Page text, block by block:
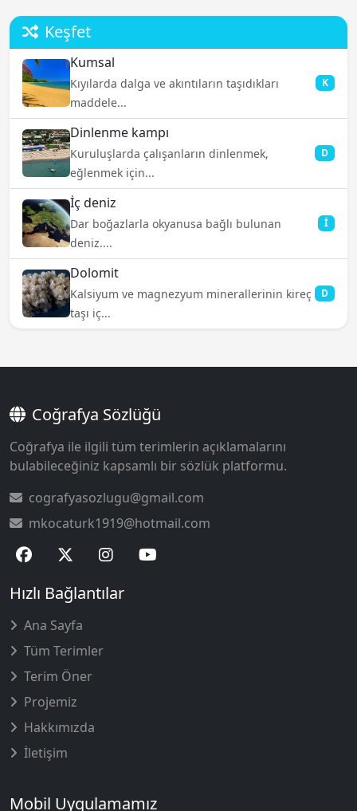
Keşfet
Kumsal
Kıyılarda dalga ve akıntıların taşıdıkları
maddele...
K
Dinlenme kampı
Kuruluşlarda çalışanların dinlenmek,
eğlenmek için...
D
İç deniz
Dar boğazlarla okyanusa bağlı bulunan
deniz....
İ
Dolomit
Kalsiyum ve magnezyum minerallerinin kireç
taşı iç...
D
Coğrafya Sözlüğü
Coğrafya ile ilgili tüm terimlerin açıklamalarını
bulabileceğiniz kapsamlı bir sözlük platformu.
cografyasozlugu@gmail.com
mkocaturk1919@hotmail.com
Hızlı Bağlantılar
Ana Sayfa
Tüm Terimler
Terim Öner
Projemiz
Hakkımızda
İletişim
Mobil Uygulamamız